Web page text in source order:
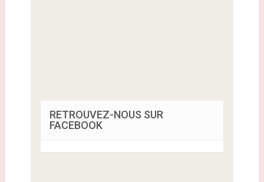
RETROUVEZ-NOUS SUR
FACEBOOK